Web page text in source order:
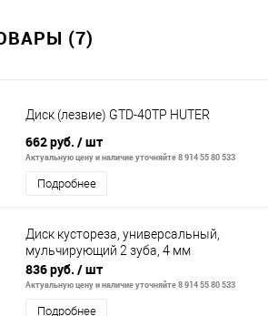
(7)
Диск (лезвие) GTD-40TP HUTER
662 руб. / шт
Актуальную цену и наличие уточняйте 8 914 55 80 533
Подробнее
Диск кустореза, универсальный,
мульчирующий 2 зуба, 4 мм
836 руб. / шт
Актуальную цену и наличие уточняйте 8 914 55 80 533
Подробнее